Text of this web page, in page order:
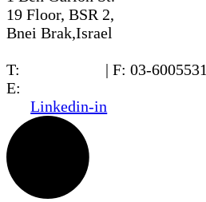
19 Floor, BSR 2,
Bnei Brak,Israel
T:
| F: 03-6005531
E:
Linkedin-in